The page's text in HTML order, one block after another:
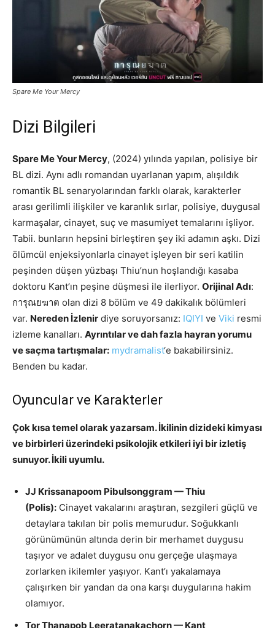
Spare Me Your Mercy
Dizi Bilgileri
Spare Me Your Mercy, (2024) yılında yapılan, polisiye bir
BL dizi. Aynı adlı romandan uyarlanan yapım, alışıldık
romantik BL senaryolarından farklı olarak, karakterler
arası gerilimli ilişkiler ve karanlık sırlar, polisiye, duygusal
karmaşalar, cinayet, suç ve masumiyet temalarını işliyor.
Tabii. bunların hepsini birleştiren şey iki adamın aşkı. Dizi
ölümcül enjeksiyonlarla cinayet işleyen bir seri katilin
peşinden düşen yüzbaşı Thiu’nun hoşlandığı kasaba
doktoru Kant’ın peşine düşmesi ile ilerliyor. Orijinal Adı:
การุณยฆาต olan dizi 8 bölüm ve 49 dakikalık bölümleri
var. Nereden İzlenir diye soruyorsanız: IQIYI ve Viki resmi
izleme kanalları. Ayrıntılar ve dah fazla hayran yorumu
ve saçma tartışmalar: mydramalist‘e bakabilirsiniz.
Benden bu kadar.
Oyuncular ve Karakterler
Çok kısa temel olarak yazarsam. İkilinin dizideki kimyası
ve birbirleri üzerindeki psikolojik etkileri iyi bir izletiş
sunuyor. İkili uyumlu.
JJ Krissanapoom Pibulsonggram — Thiu
(Polis): Cinayet vakalarını araştıran, sezgileri güçlü ve
detaylara takılan bir polis memurudur. Soğukkanlı
görünümünün altında derin bir merhamet duygusu
taşıyor ve adalet duygusu onu gerçeğe ulaşmaya
zorlarken ikilemler yaşıyor. Kant’ı yakalamaya
çalışırken bir yandan da ona karşı duygularına hakim
olamıyor.
Tor Thanapob Leeratanakachorn — Kant